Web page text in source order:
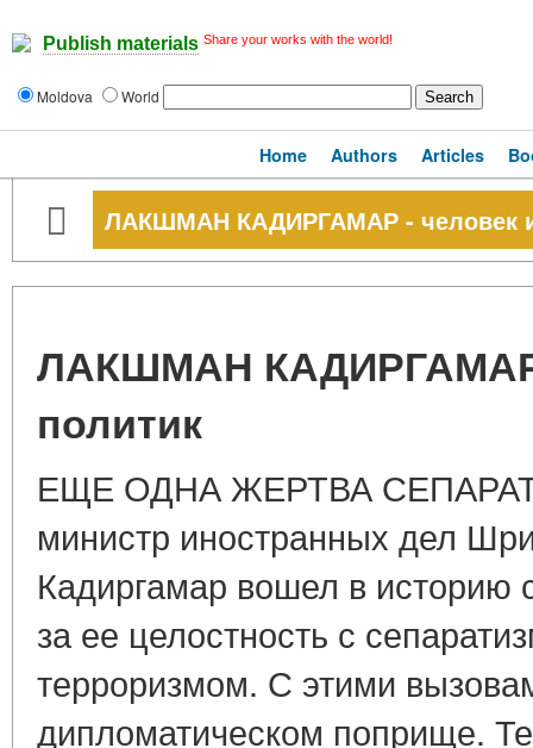
Publish materials Share your works with the world!
Moldova World
Home Authors Articles
ЛАКШМАН КАДИРГАМАР - человек
ЛАКШМАН КАДИРГАМАР
политик
ЕЩЕ ОДНА ЖЕРТВА
министр иностранных дел
Кадиргамар вошел в историю
за ее целостность с
терроризмом. С этими
дипломатическом поприще.